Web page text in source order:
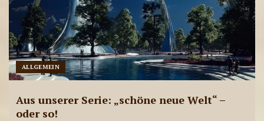
ALLGEMEIN
Aus unserer Serie: „schöne neue Welt“ –
oder so!